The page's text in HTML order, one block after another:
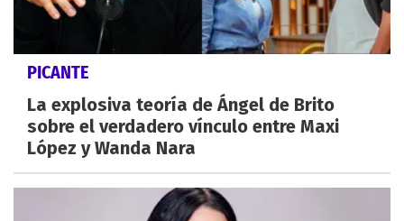
PICANTE
La explosiva teoría de Ángel de Brito
sobre el verdadero vínculo entre Maxi
López y Wanda Nara